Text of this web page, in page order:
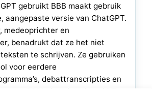
gebruikt BBB maakt gebruik
aangepaste versie van ChatGPT.
medeoprichter en
benadrukt dat ze het niet
te schrijven. Ze gebruiken
voor eerdere
debattranscripties en
BBB’s Speciale ChatGPT